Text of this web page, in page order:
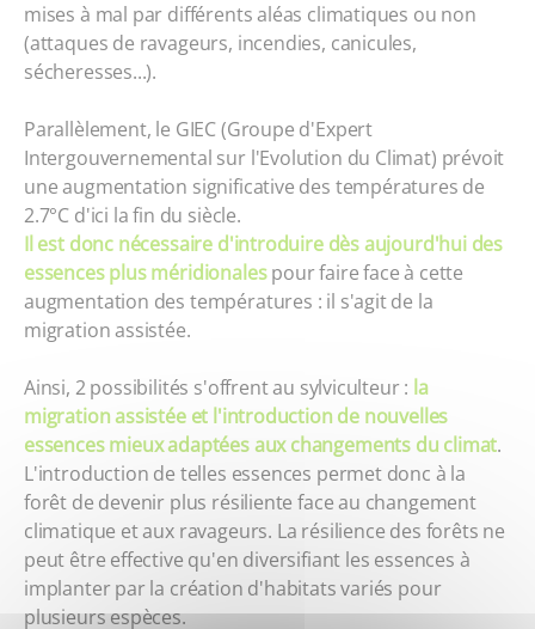
mises à mal par différents aléas climatiques ou non
(attaques de ravageurs, incendies, canicules,
sécheresses...).
Parallèlement, le GIEC (Groupe d'Expert
Intergouvernemental sur l'Evolution du Climat) prévoit
une augmentation significative des températures de
2.7°C d'ici la fin du siècle.
Il est donc nécessaire d'introduire dès aujourd'hui des
essences plus méridionalespour faire face à cette
augmentation des températures : il s'agit de la
migration assistée.
Ainsi, 2 possibilités s'offrent au sylviculteur : la
migration assistée et l'introduction de nouvelles
essences mieux adaptées aux changements du climat.
L'introduction de telles essences permet donc à la
forêt de devenir plus résiliente face au changement
climatique et aux ravageurs. La résilience des forêts ne
peut être effective qu'en diversifiant les essences à
implanter par la création d'habitats variés pour
plusieurs espèces.